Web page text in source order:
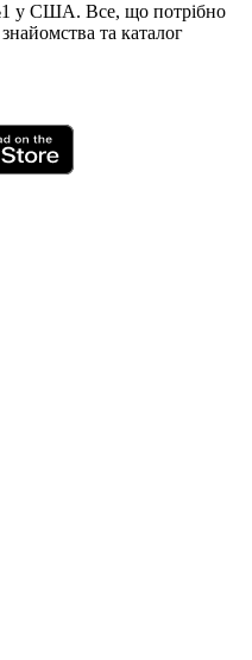
у США. Все, що потрібно
та каталог